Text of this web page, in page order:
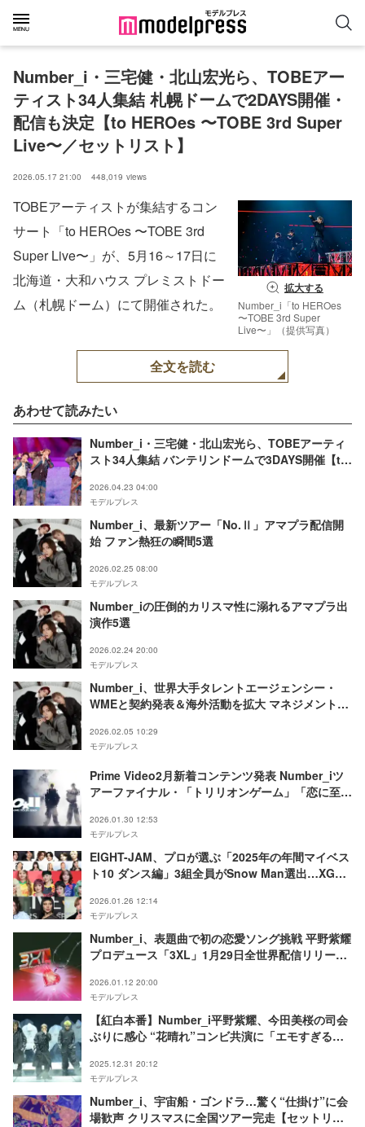
Number_i・三宅健・北山宏光ら、TOBEアー
ティスト34人集結 札幌ドームで2DAYS開催・
配信も決定【to HEROes 〜TOBE 3rd Super
Live〜／セットリスト】
2026.05.17 21:00 448,019 views
拡大する
Number_i「to HEROes
〜TOBE 3rd Super
Live〜」（提供写真）
TOBEアーティストが集結するコン
サート「to HEROes 〜TOBE 3rd
Super Live〜」が、5月16～17日に
北海道・大和ハウス プレミストドー
ム（札幌ドーム）にて開催された。
全文を読む
あわせて読みたい
Number_i・三宅健・北山宏光ら、TOBEアーティ
スト34人集結 バンテリンドームで3DAYS開催【to
2026.04.23 04:00
モデルプレス
Number_i、最新ツアー「No.Ⅱ」アマプラ配信開
始 ファン熱狂の瞬間5選
2026.02.25 08:00
モデルプレス
Number_iの圧倒的カリスマ性に溺れるアマプラ出
演作5選
2026.02.24 20:00
モデルプレス
Number_i、世界大手タレントエージェンシー・
WMEと契約発表＆海外活動を拡大 マネジメントは
2026.02.05 10:29
モデルプレス
Prime Video2月新着コンテンツ発表 Number_iツ
アーファイナル・「トリリオンゲーム」「恋に至る
2026.01.30 12:53
モデルプレス
EIGHT-JAM、プロが選ぶ「2025年の年間マイベス
ト10 ダンス編」3組全員がSnow Man選出…XG・
覧】
2026.01.26 12:14
モデルプレス
Number_i、表題曲で初の恋愛ソング挑戦 平野紫耀
プロデュース「3XL」1月29日全世界配信リリース
2026.01.12 20:00
モデルプレス
【紅白本番】Number_i平野紫耀、今田美桜の司会
ぶりに感心 “花晴れ”コンビ共演に「エモすぎる」
2025.12.31 20:12
モデルプレス
Number_i、宇宙船・ゴンドラ…驚く“仕掛け”に会
場歓声 クリスマスに全国ツアー完走【セットリス